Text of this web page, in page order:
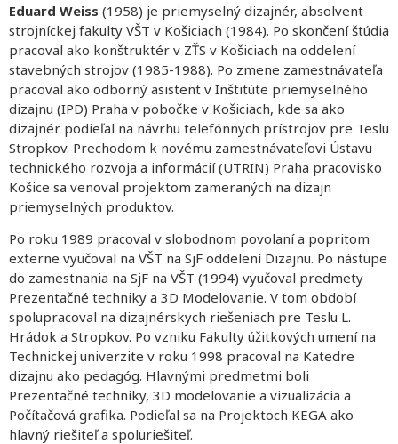
Eduard Weiss (1958) je priemyselný dizajnér, absolvent
strojníckej fakulty VŠT v Košiciach (1984). Po skončení štúdia
pracoval ako konštruktér v ZŤS v Košiciach na oddelení
stavebných strojov (1985-1988). Po zmene zamestnávateľa
pracoval ako odborný asistent v Inštitúte priemyselného
dizajnu (IPD) Praha v pobočke v Košiciach, kde sa ako
dizajnér podieľal na návrhu telefónnych prístrojov pre Teslu
Stropkov. Prechodom k novému zamestnávateľovi Ústavu
technického rozvoja a informácií (UTRIN) Praha pracovisko
Košice sa venoval projektom zameraných na dizajn
priemyselných produktov.
Po roku 1989 pracoval v slobodnom povolaní a popritom
externe vyučoval na VŠT na SjF oddelení Dizajnu. Po nástupe
do zamestnania na SjF na VŠT (1994) vyučoval predmety
Prezentačné techniky a 3D Modelovanie. V tom období
spolupracoval na dizajnérskych riešeniach pre Teslu L.
Hrádok a Stropkov. Po vzniku Fakulty úžitkových umení na
Technickej univerzite v roku 1998 pracoval na Katedre
dizajnu ako pedagóg. Hlavnými predmetmi boli
Prezentačné techniky, 3D modelovanie a vizualizácia a
Počítačová grafika. Podieľal sa na Projektoch KEGA ako
hlavný riešiteľ a spoluriešiteľ.